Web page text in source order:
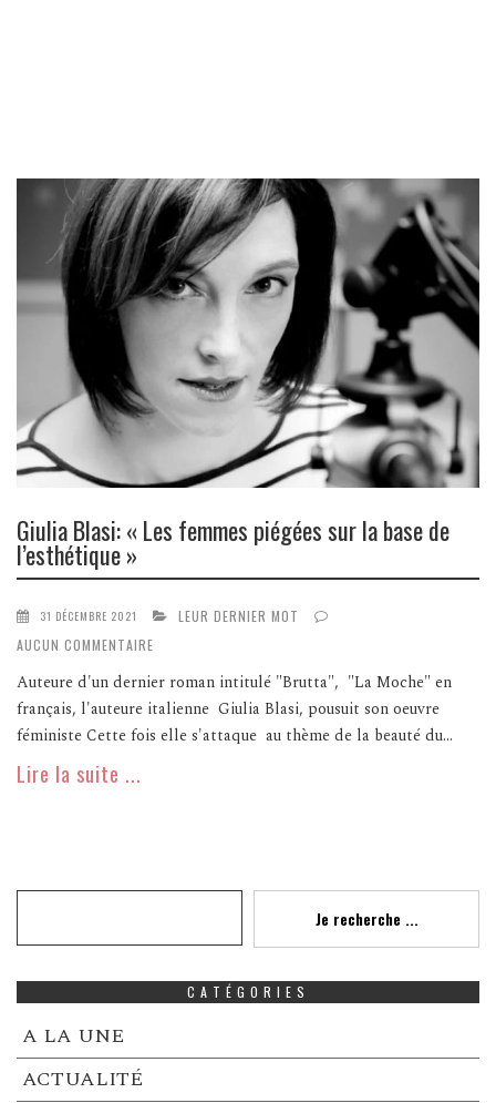
Giulia Blasi: « Les femmes piégées sur la base de
l’esthétique »
31 DÉCEMBRE 2021
LEUR DERNIER MOT
AUCUN COMMENTAIRE
Auteure d'un dernier roman intitulé "Brutta", "La Moche" en
français, l'auteure italienne Giulia Blasi, pousuit son oeuvre
féministe Cette fois elle s'attaque au thème de la beauté du...
Lire la suite ...
Je recherche ...
CATÉGORIES
A LA UNE
ACTUALITÉ